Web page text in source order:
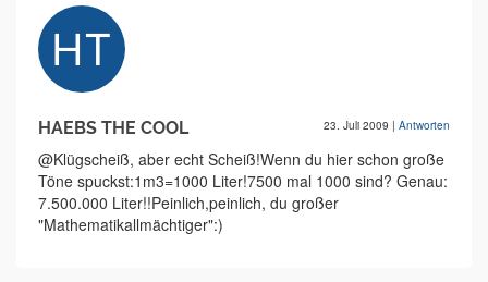
HAEBS THE COOL 23. Juli 2009 | Antworten
@Klügscheiß, aber echt Scheiß!Wenn du hier schon große
Töne spuckst:1m3=1000 Liter!7500 mal 1000 sind? Genau:
7.500.000 Liter!!Peinlich,peinlich, du großer
"Mathematikallmächtiger":)